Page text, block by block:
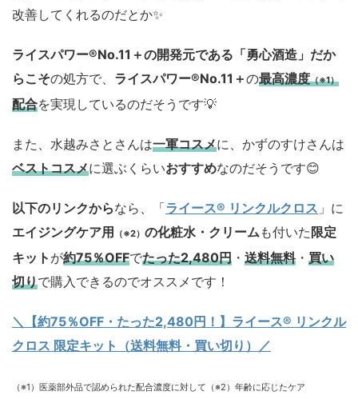
改善してくれるのだとか✨
ライスパワー®No.11＋の開発元である「勇心酒造」 だか
らこその処方で、 ライスパワー®No.11＋の最高濃度（※1）
配合を実現しているのだそうです💡
また、水越みさとさんは一軍コスメに、かずのすけさんは
ベストコスメに選ぶくらいおすすめなのだそうです😊
以下のリンクからなら、「ライース® リンクルクロス 」に
エイジングケア用
（※2） の化粧水・クリームも付いた 限定
キット が約75％OFFでたった2,480円 ・ 送料無料・ 買い
切りで購入できるのでオススメです！
＼【約75％OFF・たった2,480円！ 】ライース® リンクル
クロス 限定キット（送料無料・買い切り）／
（※1）医薬部外品で認められた配合濃度に対して（※2）年齢に応じたケア